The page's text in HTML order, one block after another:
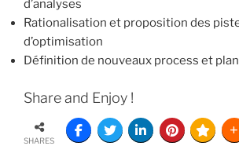
d’analyses
Rationalisation et proposition des
d’optimisation
Définition de nouveaux process et
Share and Enjoy !
SHARES